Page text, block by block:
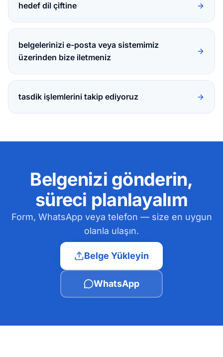
hedef dil çiftine
belgelerinizi e-posta veya sistemimiz
üzerinden bize iletmeniz
tasdik işlemlerini takip ediyoruz
Belgenizi gönderin,
süreci planlayalım
Form, WhatsApp veya telefon — size en uygun
olanla ulaşın.
Belge Yükleyin
WhatsApp